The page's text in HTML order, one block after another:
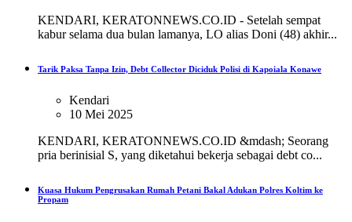
KENDARI, KERATONNEWS.CO.ID - Setelah sempat
kabur selama dua bulan lamanya, LO alias Doni (48) akhir...
Tarik Paksa Tanpa Izin, Debt Collector Diciduk Polisi di Kapoiala Konawe
Kendari
10 Mei 2025
KENDARI, KERATONNEWS.CO.ID &mdash; Seorang
pria berinisial S, yang diketahui bekerja sebagai debt co...
Kuasa Hukum Pengrusakan Rumah Petani Bakal Adukan Polres Koltim ke
Propam